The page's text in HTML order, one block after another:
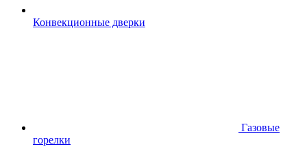
Конвекционные дверки
Газовые
горелки